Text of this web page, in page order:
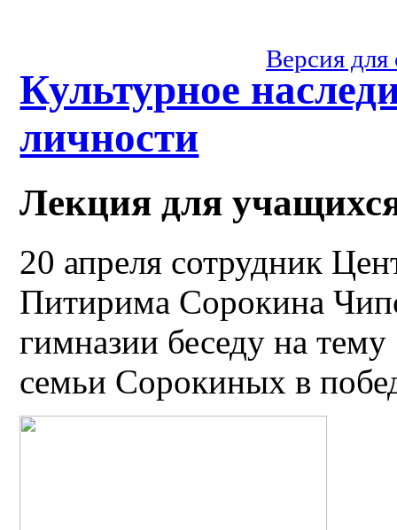
Версия
Культурное
личности
Лекция для
20 апреля сотрудник
Питирима Сорокина
гимназии беседу на
семьи Сорокиных в